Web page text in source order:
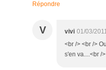
Répondre
V vivi 01/03/
<br /> <br />
s'en va....<br /